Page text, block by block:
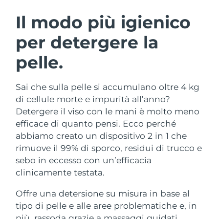
Il modo più igienico
per detergere la
pelle.
Sai che sulla pelle si accumulano oltre 4 kg
di cellule morte e impurità all’anno?
Detergere il viso con le mani è molto meno
efficace di quanto pensi. Ecco perché
abbiamo creato un dispositivo 2 in 1 che
rimuove il 99% di sporco, residui di trucco e
sebo in eccesso con un’efficacia
clinicamente testata.
Offre una detersione su misura in base al
tipo di pelle e alle aree problematiche e, in
Detersione viso
Anti-aging massage
LUNA™ 4 Plus
Massage, LED heating
LUNA™ 4 Men
Microcurrent toning
BEAR™ 2 go
Microcurrent toning on-the-go
BEAR™ 2 eyes & lips
Idratazione
UFO™ 3 pacchetto
Deep facial hydration
Near-infrared and red light therapy
device
Igiene orale
issa™ 4
Hybrid silicone sonic toothbrush
Smart hybrid silicone sonic toothbrush
TRATTAMENTI ANTI-AGE FAQ™
Anti-age Trattamenti LED
Austria Consegna stimata
Bahrein Consegna stimata
Belgio
Bermuda Consegna stimata 8/15/26
Bosnia ed
Erzegovina
Consegna stimata8/12/26
Brunei Consegna stimata 8/14/26
Bulgaria Consegna stimata
Cile Consegna stimata8/13/26